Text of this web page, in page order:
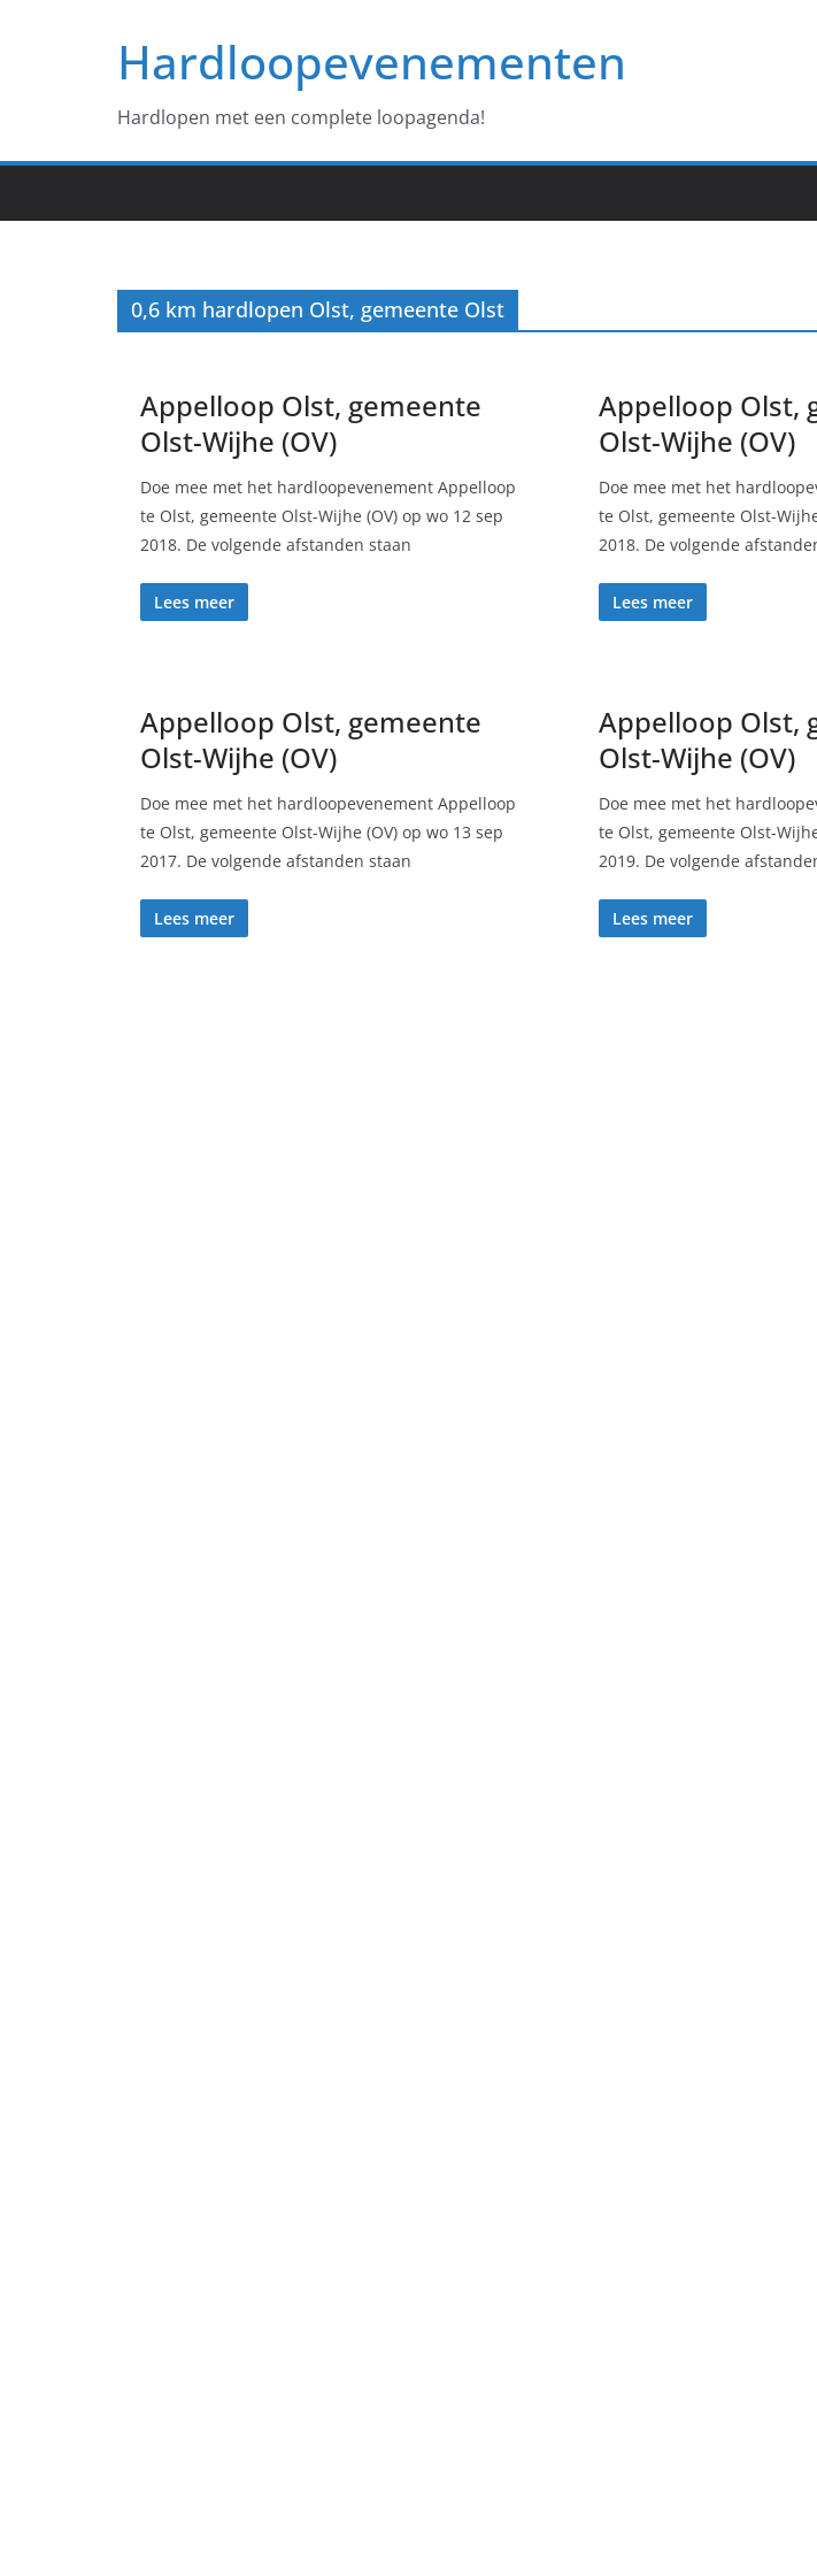
Hardloopevenementen
Hardlopen met een complete loopagenda!
0,6 km hardlopen Olst, gemeente Olst
Appelloop Olst, gemeente
Olst-Wijhe (OV)
Doe mee met het hardloopevenement Appelloop
te Olst, gemeente Olst-Wijhe (OV) op wo 12 sep
2018. De volgende afstanden staan
Lees meer
Appelloop Olst,
Olst-Wijhe (OV)
Doe mee met het
te Olst, gemeente Olst-
2018. De volgende
Lees meer
Appelloop Olst, gemeente
Olst-Wijhe (OV)
Doe mee met het hardloopevenement Appelloop
te Olst, gemeente Olst-Wijhe (OV) op wo 13 sep
2017. De volgende afstanden staan
Lees meer
Appelloop Olst,
Olst-Wijhe (OV)
Doe mee met het
te Olst, gemeente Olst-
2019. De volgende
Lees meer